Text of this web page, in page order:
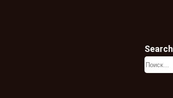
Search